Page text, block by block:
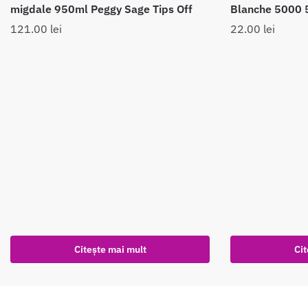
migdale 950ml Peggy Sage Tips Off
121.00 lei
Citește mai mult
Blanche 5000
22.00 lei